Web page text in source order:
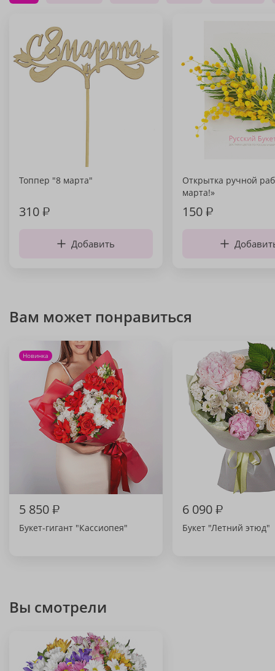
Топпер "8 марта"
310₽
Добавить
Открытка ручной
марта!»
150₽
Вам может понравиться
Новинка
5 850₽
Букет-гигант "Кассиопея"
6 090₽
Букет "Летний этюд"
Вы смотрели